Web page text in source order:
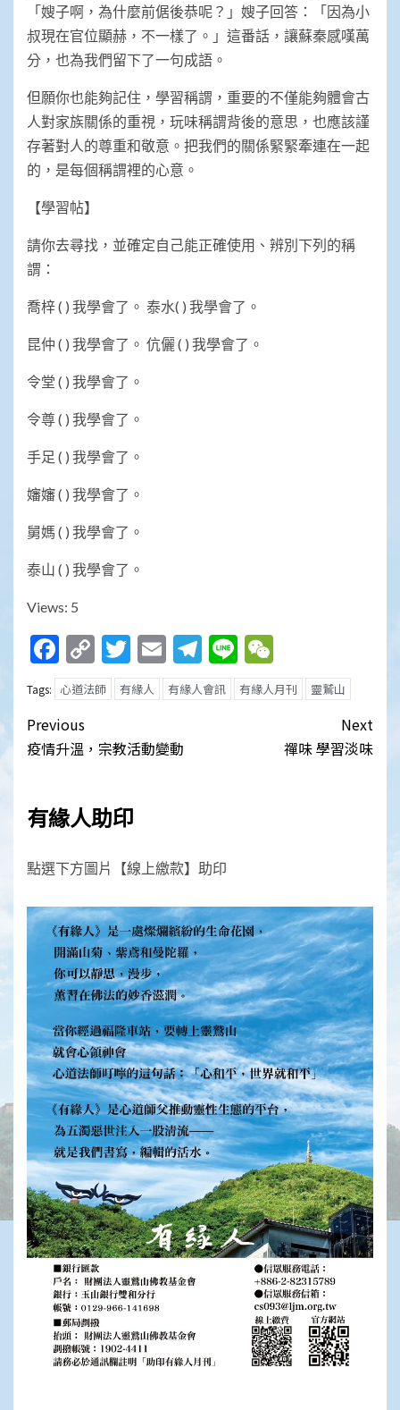
「嫂子啊，為什麼前倨後恭呢？」嫂子回答：「因為小
叔現在官位顯赫，不一樣了。」這番話，讓蘇秦感嘆萬
分，也為我們留下了一句成語。
但願你也能夠記住，學習稱謂，重要的不僅能夠體會古
人對家族關係的重視，玩味稱謂背後的意思，也應該謹
存著對人的尊重和敬意。把我們的關係緊緊牽連在一起
的，是每個稱謂裡的心意。
【學習帖】
請你去尋找，並確定自己能正確使用、辨別下列的稱
謂：
喬梓 ( ) 我學會了。 泰水( ) 我學會了。
昆仲 ( ) 我學會了。 伉儷 ( ) 我學會了。
令堂 ( ) 我學會了。
令尊 ( ) 我學會了。
手足 ( ) 我學會了。
嬸嬸 ( ) 我學會了。
舅媽 ( ) 我學會了。
泰山 ( ) 我學會了。
Views: 5
Facebook
Copy
Link
Twitter
EmailTelegram
Line
Tags: 心道法師 有緣人 有緣人會訊 有緣人月刊 靈鷲山
Post
navigation
Previous
疫情升溫，宗教活動變動
Next
禪味 學習淡味
有緣人助印
點選下方圖片【線上繳款】助印